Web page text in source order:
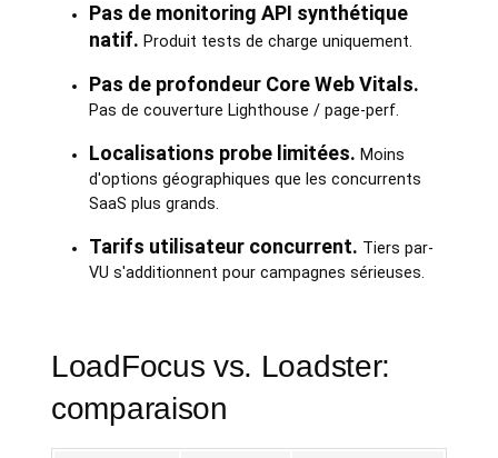
Pas de monitoring API synthétique
natif. Produit tests de charge uniquement.
Pas de profondeur Core Web Vitals.
Pas de couverture Lighthouse / page-perf.
Localisations probe limitées. Moins
d'options géographiques que les concurrents
SaaS plus grands.
Tarifs utilisateur concurrent. Tiers par-
VU s'additionnent pour campagnes sérieuses.
LoadFocus vs. Loadster:
comparaison